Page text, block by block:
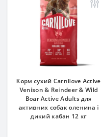
Корм сухий Carnilove Active
Venison & Reindeer & Wild
Boar Active Adults для
активних cобак оленина і
дикий кабан 12 кг